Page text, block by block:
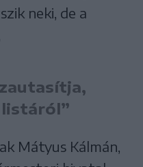
neki, de a
Mátyus Kálmán,